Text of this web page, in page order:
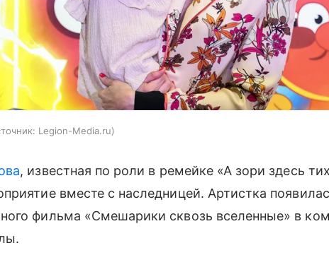
Legion-Media.ru
, известная по роли в ремейке «А зори здесь
вместе с наследницей. Артистка
фильма «Смешарики сквозь вселенные» в